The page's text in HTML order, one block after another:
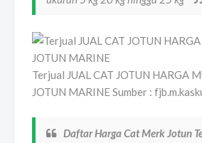
Terjual JUAL CAT JOTUN HARGA
JOTUN MARINE Sumber :
Daftar Harga Cat Merk Jotun